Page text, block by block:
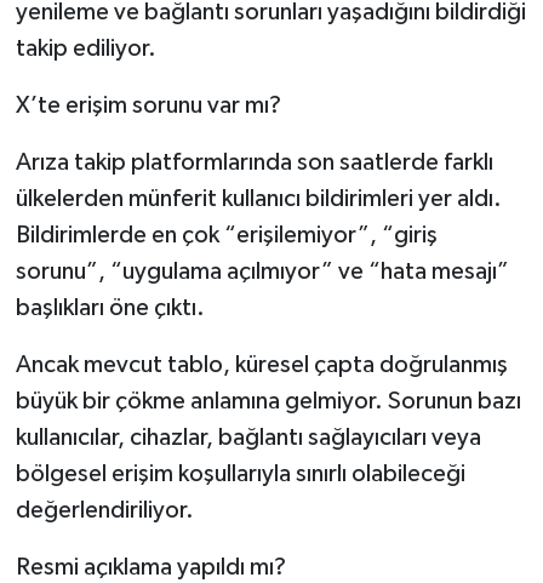
yenileme ve bağlantı sorunları yaşadığını bildirdiği
takip ediliyor.
X’te erişim sorunu var mı?
Arıza takip platformlarında son saatlerde farklı
ülkelerden münferit kullanıcı bildirimleri yer aldı.
Bildirimlerde en çok “erişilemiyor”, “giriş
sorunu”, “uygulama açılmıyor” ve “hata mesajı”
başlıkları öne çıktı.
Ancak mevcut tablo, küresel çapta doğrulanmış
büyük bir çökme anlamına gelmiyor. Sorunun bazı
kullanıcılar, cihazlar, bağlantı sağlayıcıları veya
bölgesel erişim koşullarıyla sınırlı olabileceği
değerlendiriliyor.
Resmi açıklama yapıldı mı?